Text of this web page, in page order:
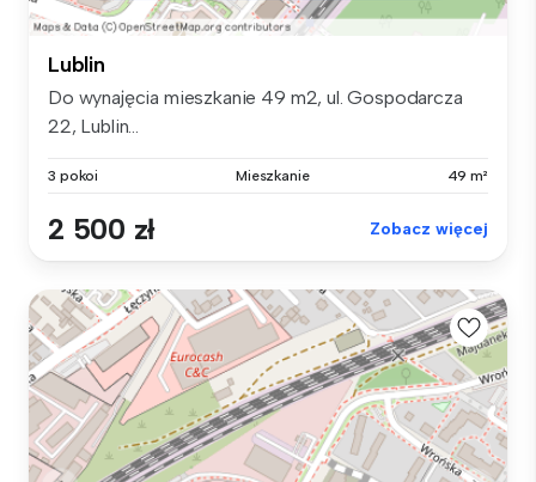
Lublin
Do wynajęcia mieszkanie 49 m2, ul. Gospodarcza
22, Lublin...
3 pokoi Mieszkanie 49 m²
2 500 zł Zobacz więcej